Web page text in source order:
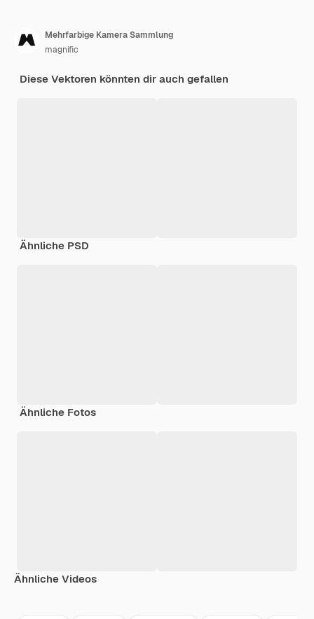
Mehrfarbige Kamera Sammlung
magnific
Diese Vektoren könnten dir auch gefallen
Ähnliche PSD
Ähnliche Fotos
Ähnliche Videos